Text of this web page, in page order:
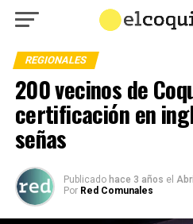
REGIONALES
200 vecinos de
certificación en
señas
Publicado hace 3 años el
Por Red Comunales